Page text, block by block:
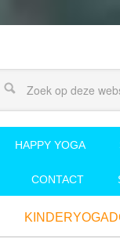
HAPPY YOGA
CONTACT